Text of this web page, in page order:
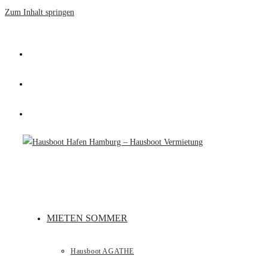
Zum Inhalt springen
MIETEN SOMMER
Hausboot AGATHE